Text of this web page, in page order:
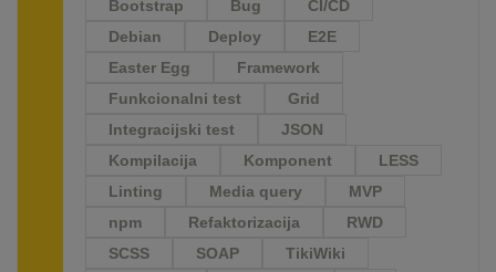
Bootstrap
Bug
CI/CD
Debian
Deploy
E2E
Easter Egg
Framework
Funkcionalni test
Grid
Integracijski test
JSON
Kompilacija
Komponent
LESS
Linting
Media query
MVP
npm
Refaktorizacija
RWD
SCSS
SOAP
TikiWiki